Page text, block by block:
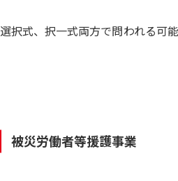
選択式、択一式両方で問われる可
被災労働者等援護事業